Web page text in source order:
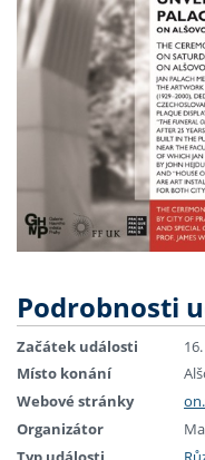
Podrobnosti
Začátek události
Místo konání
Webové stránky
Organizátor